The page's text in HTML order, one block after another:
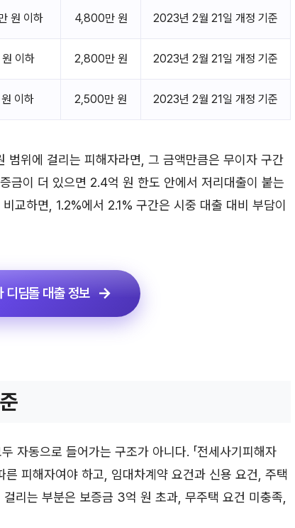
원 이하 4,800만 원 2023년 2월 21일 개정 기준
이하 2,800만 원 2023년 2월 21일 개정 기준
이하 2,500만 원 2023년 2월 21일 개정 기준
위에 걸리는 피해자라면, 그 금액만큼은 무이자 구간
금이 더 있으면 2.4억 원 한도 안에서 저리대출이 붙는
교하면, 1.2%에서 2.1% 구간은 시중 대출 대비 부담이
디딤돌 대출 정보
자동으로 들어가는 구조가 아니다. 「전세사기피해자
피해자여야 하고, 임대차계약 요건과 신용 요건, 주택
리는 부분은 보증금 3억 원 초과, 무주택 요건 미충족,